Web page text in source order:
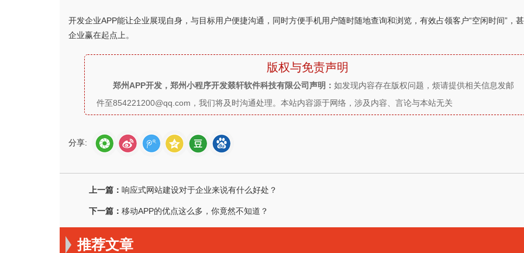
开发企业APP能让企业展现自身，与目标用户便捷沟通，同时方便手机用户随时随地查询和浏览，有效占领客户“空闲时间”，
企业赢在起点上。
版权与免责声明
郑州APP开发，郑州小程序开发燚轩软件科技有限公司声明：如发现内容存在版权问题，烦请提供相关信息发邮
件至854221200@qq.com，我们将及时沟通处理。本站内容源于网络，涉及内容、言论与本站无关
分享:
上一篇： 响应式网站建设对于企业来说有什么好处？
下一篇： 移动APP的优点这么多，你竟然不知道？
推荐文章